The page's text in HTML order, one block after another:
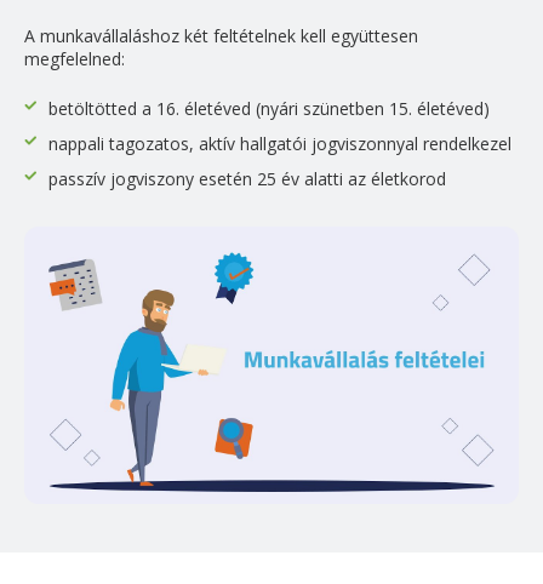
A munkavállaláshoz két feltételnek kell együttesen
megfelelned:
betöltötted a 16. életéved (nyári szünetben 15. életéved)
nappali tagozatos, aktív hallgatói jogviszonnyal rendelkezel
passzív jogviszony esetén 25 év alatti az életkorod